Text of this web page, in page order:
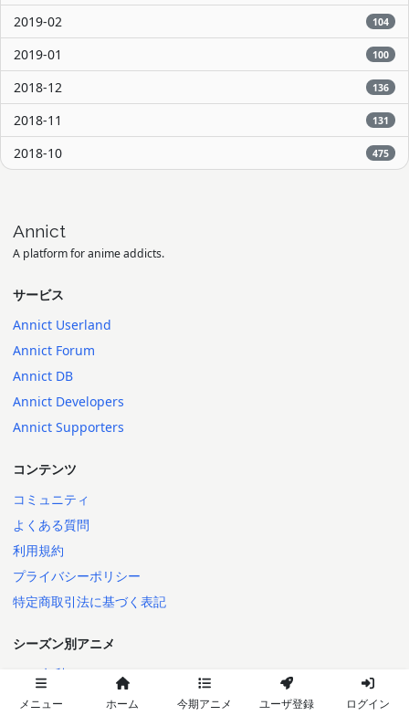
2019-02 104
2019-01 100
2018-12 136
2018-11 131
2018-10 475
Annict
A platform for anime addicts.
サービス
Annict Userland
Annict Forum
Annict DB
Annict Developers
Annict Supporters
コンテンツ
コミュニティ
よくある質問
利用規約
プライバシーポリシー
特定商取引法に基づく表記
シーズン別アニメ
2026年秋
2026年夏
メニュー ホーム 今期アニメ ユーザ登録 ログイン